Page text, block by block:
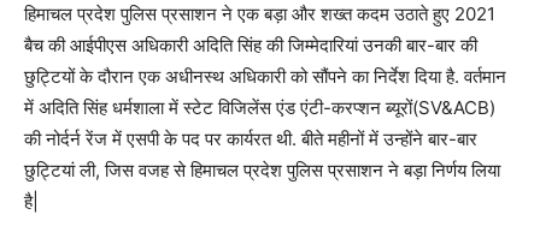
हिमाचल प्रदेश पुलिस प्रसाशन ने एक बड़ा और शख्त कदम उठाते हुए 2021
बैच की आईपीएस अधिकारी अदिति सिंह की जिम्मेदारियां उनकी बार-बार की
छुट्टियों के दौरान एक अधीनस्थ अधिकारी को सौंपने का निर्देश दिया है. वर्तमान
में अदिति सिंह धर्मशाला में स्टेट विजिलेंस एंड एंटी-करप्शन ब्यूरों(SV&ACB)
की नोर्दर्न रेंज में एसपी के पद पर कार्यरत थी. बीते महीनों में उन्होंने बार-बार
छुट्टियां ली, जिस वजह से हिमाचल प्रदेश पुलिस प्रसाशन ने बड़ा निर्णय लिया
है|